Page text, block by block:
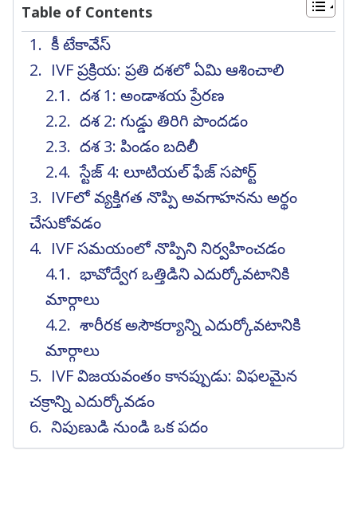
Table of Contents
కీ టేకావేస్
IVF ప్రక్రియ: ప్రతి దశలో ఏమి ఆశించాలి
దశ 1: అండాశయ ప్రేరణ
దశ 2: గుడ్డు తిరిగి పొందడం
దశ 3: పిండం బదిలీ
స్టేజ్ 4: లూటియల్ ఫేజ్ సపోర్ట్
IVFలో వ్యక్తిగత నొప్పి అవగాహనను అర్థం
చేసుకోవడం
IVF సమయంలో నొప్పిని నిర్వహించడం
భావోద్వేగ ఒత్తిడిని ఎదుర్కోవటానికి
మార్గాలు
శారీరక అసౌకర్యాన్ని ఎదుర్కోవటానికి
మార్గాలు
IVF విజయవంతం కానప్పుడు: విఫలమైన
చక్రాన్ని ఎదుర్కోవడం
నిపుణుడి నుండి ఒక పదం